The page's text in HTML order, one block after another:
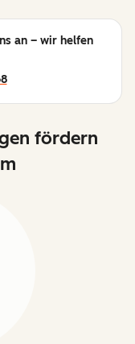
an – wir helfen
fördern